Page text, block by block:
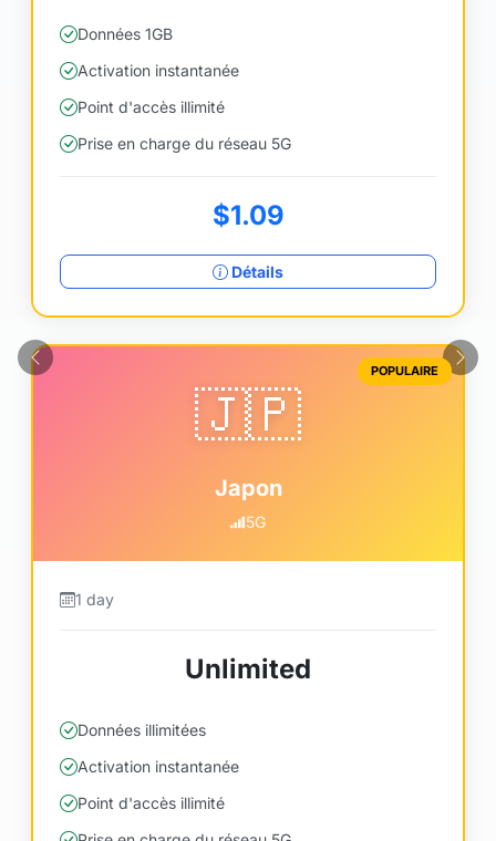
Données 1GB
Activation instantanée
Point d'accès illimité
Prise en charge du réseau 5G
$1.09
Détails
POPULAIRE
🇯🇵
Japon
5G
1 day
Unlimited
Données illimitées
Activation instantanée
Point d'accès illimité
Précédent